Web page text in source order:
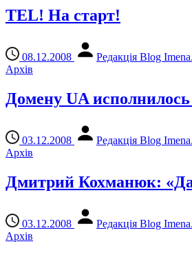
TEL! На старт!
08.12.2008
Редакція Blog
Архів
Домену UA исполнилось
03.12.2008
Редакція Blog
Архів
Дмитрий Кохманюк:
03.12.2008
Редакція Blog
Архів